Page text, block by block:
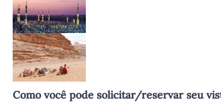
Como você pode solicitar/reservar seu